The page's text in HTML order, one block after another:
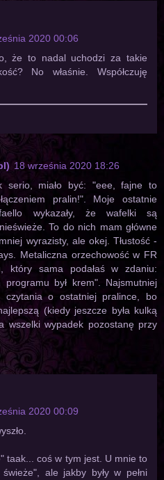
2020 00:06
że to nadal uchodzi za takie
No właśnie. Współczuję
18 września 2020 18:26
serio, miało być: "eee, fajne to
pralin!". Moje ostatnie
wykazały, że wafelki są
To do nich mam główne
wyrazisty, ale okej. Tłustość -
Metaliczna orzechowość w FR
który sama podałaś w zdaniu:
programu był krem". Najsmutniej
czytania o ostatniej pralince, bo
(kiedy jeszcze była kulką
wszelki wypadek pozostanę przy
2020 00:09
taak... coś w tym jest. U mnie to
ale jakby były w pełni